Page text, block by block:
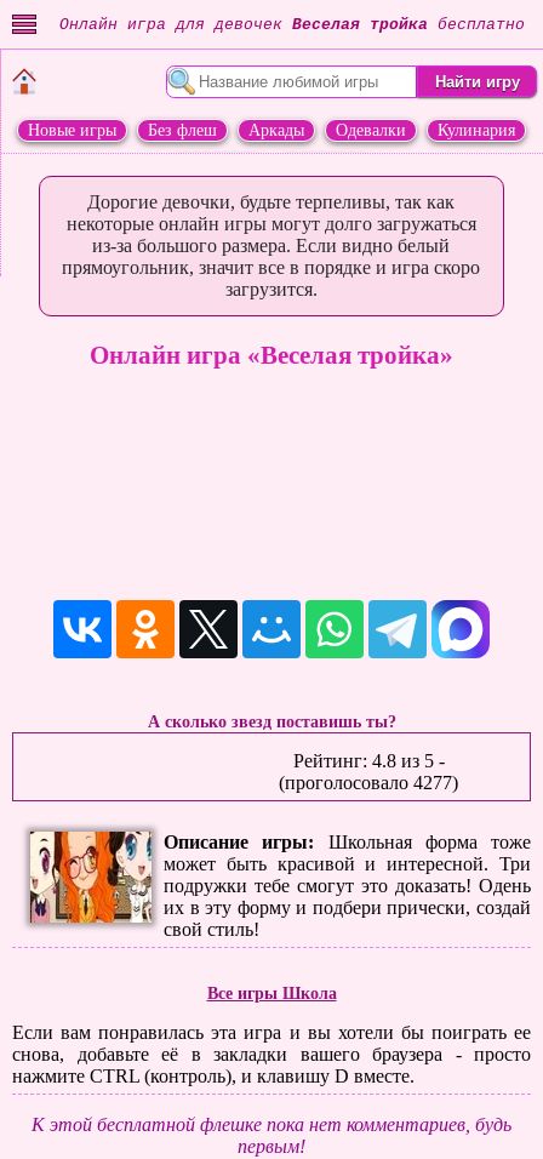
Онлайн игра для девочек Веселая тройка бесплатно
Новые игры Без флеш Аркады Одевалки
Кулинария
Дорогие девочки, будьте терпеливы, так как
некоторые онлайн игры могут долго загружаться
из-за большого размера. Если видно белый
прямоугольник, значит все в порядке и игра скоро
загрузится.
Онлайн игра «Веселая тройка»
А сколько звезд поставишь ты?
Рейтинг: 4.8из 5-
(проголосовало 4277)
Описание игры:
Школьная форма тоже
может быть красивой и интересной. Три
подружки тебе смогут это доказать! Одень
их в эту форму и подбери прически, создай
свой стиль!
Все игры Школа
Если вам понравилась эта игра и вы хотели бы поиграть ее
снова, добавьте её в закладки вашего браузера - просто
нажмите CTRL (контроль), и клавишу D вместе.
К этой бесплатной флешке пока нет комментариев, будь
первым!